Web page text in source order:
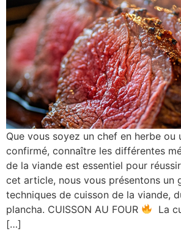
Que vous soyez un chef en herbe ou
confirmé, connaître les différentes
de la viande est essentiel pour
cet article, nous vous présentons un
techniques de cuisson de la viande,
plancha. CUISSON AU FOUR
La
[…]